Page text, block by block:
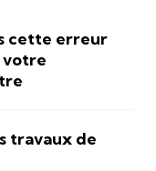
cette erreur
votre
travaux de